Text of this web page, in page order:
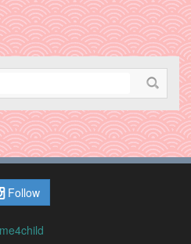
Follow